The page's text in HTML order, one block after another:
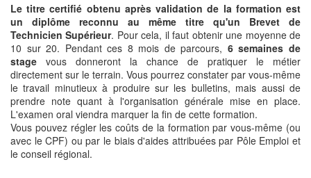
Le titre certifié obtenu après validation de la formation est
un diplôme reconnu au même titre qu'un Brevet de
Technicien Supérieur. Pour cela, il faut obtenir une moyenne de
10 sur 20. Pendant ces 8 mois de parcours, 6 semaines de
stage vous donneront la chance de pratiquer le métier
directement sur le terrain. Vous pourrez constater par vous-même
le travail minutieux à produire sur les bulletins, mais aussi de
prendre note quant à l'organisation générale mise en place.
L'examen oral viendra marquer la fin de cette formation.
Vous pouvez régler les coûts de la formation par vous-même (ou
avec le CPF) ou par le biais d'aides attribuées par Pôle Emploi et
le conseil régional.